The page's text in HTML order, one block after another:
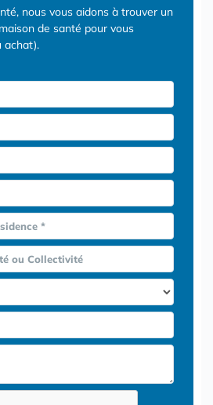
nous vous aidons à trouver un
de santé pour vous
achat).
*
ou Collectivité